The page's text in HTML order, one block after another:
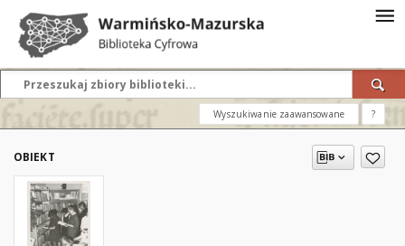
Wyszukiwanie zaawansowane ?
OBIEKT